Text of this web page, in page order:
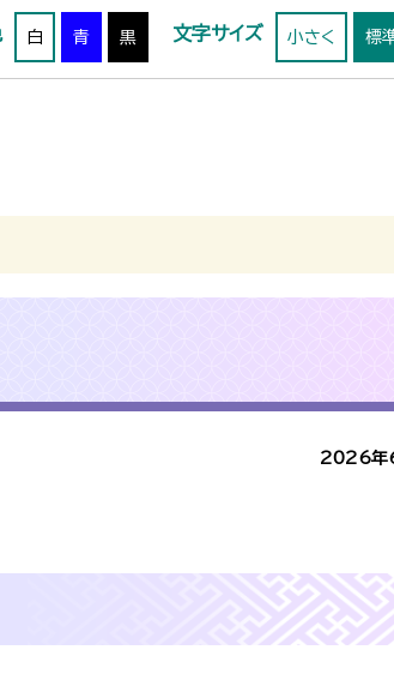
白 青 黒 文字サイズ 小さく 標
2026年